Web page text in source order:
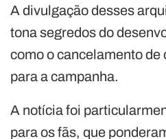
A divulgação desses
tona segredos do
como o cancelamento de
para a campanha.
A notícia foi
para os fãs, que